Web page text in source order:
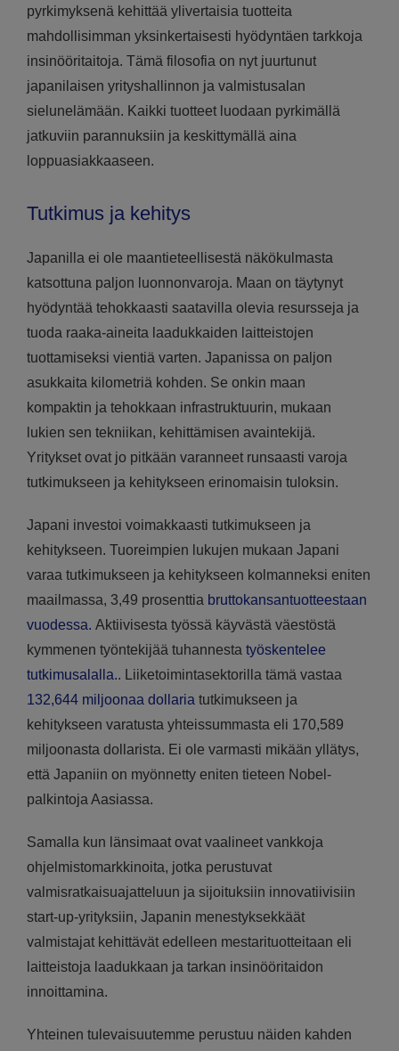
pyrkimyksenä kehittää ylivertaisia tuotteita
mahdollisimman yksinkertaisesti hyödyntäen tarkkoja
insinööritaitoja. Tämä filosofia on nyt juurtunut
japanilaisen yrityshallinnon ja valmistusalan
sielunelämään. Kaikki tuotteet luodaan pyrkimällä
jatkuviin parannuksiin ja keskittymällä aina
loppuasiakkaaseen.
Tutkimus ja kehitys
Japanilla ei ole maantieteellisestä näkökulmasta
katsottuna paljon luonnonvaroja. Maan on täytynyt
hyödyntää tehokkaasti saatavilla olevia resursseja ja
tuoda raaka-aineita laadukkaiden laitteistojen
tuottamiseksi vientiä varten. Japanissa on paljon
asukkaita kilometriä kohden. Se onkin maan
kompaktin ja tehokkaan infrastruktuurin, mukaan
lukien sen tekniikan, kehittämisen avaintekijä.
Yritykset ovat jo pitkään varanneet runsaasti varoja
tutkimukseen ja kehitykseen erinomaisin tuloksin.
Japani investoi voimakkaasti tutkimukseen ja
kehitykseen. Tuoreimpien lukujen mukaan Japani
varaa tutkimukseen ja kehitykseen kolmanneksi eniten
maailmassa, 3,49 prosenttia bruttokansantuotteestaan
vuodessa. Aktiivisesta työssä käyvästä väestöstä
kymmenen työntekijää tuhannesta työskentelee
tutkimusalalla.. Liiketoimintasektorilla tämä vastaa
132,644 miljoonaa dollaria tutkimukseen ja
kehitykseen varatusta yhteissummasta eli 170,589
miljoonasta dollarista. Ei ole varmasti mikään yllätys,
että Japaniin on myönnetty eniten tieteen Nobel-
palkintoja Aasiassa.
Samalla kun länsimaat ovat vaalineet vankkoja
ohjelmistomarkkinoita, jotka perustuvat
valmisratkaisuajatteluun ja sijoituksiin innovatiivisiin
start-up-yrityksiin, Japanin menestyksekkäät
valmistajat kehittävät edelleen mestarituotteitaan eli
laitteistoja laadukkaan ja tarkan insinööritaidon
innoittamina.
Yhteinen tulevaisuutemme perustuu näiden kahden